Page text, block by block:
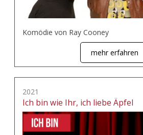
Komödie von Ray Cooney
mehr erfahren
2021
Ich bin wie Ihr, ich liebe Äpfel